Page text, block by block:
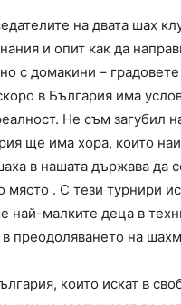
на двата шах
и опит как да
с домакини –
в България има
Не съм загубил
ще има хора, които
в нашата държава да
място . С тези турнири
най-малките деца в
в преодоляването на
които искат в